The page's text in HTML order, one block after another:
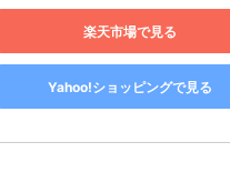
楽天市場で見る
Yahoo!ショッピングで見る